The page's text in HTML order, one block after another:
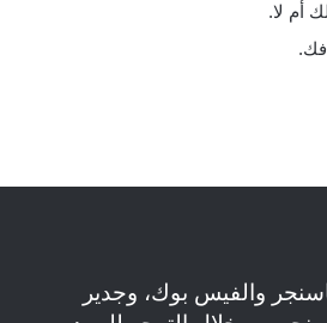
أم لا.
والفيس بوك، وجدير